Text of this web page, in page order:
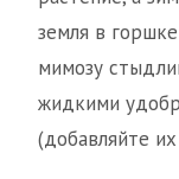
земля в
мимозу
жидкими
(добавляйте